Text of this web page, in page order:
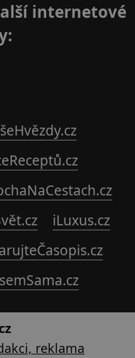
internetové
iLuxus.cz
reklama